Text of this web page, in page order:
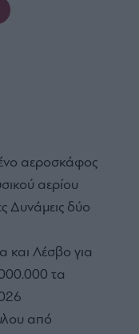
αεροσκάφος
αερίου
Δυνάμεις δύο
και Λέσβο για
τα
από